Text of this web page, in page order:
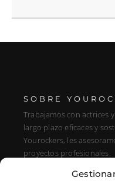
SOBRE
Trabajamos con actrices
largo plazo eficaces y
Yourockers, les
proyectos profesionales.
DIRECCIÓN